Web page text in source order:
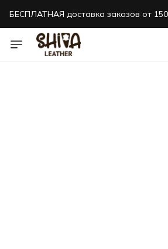
БЕСПЛАТНАЯ доставка заказов от
БЕСПЛАТНАЯ доставка заказов от
каждому заказу!